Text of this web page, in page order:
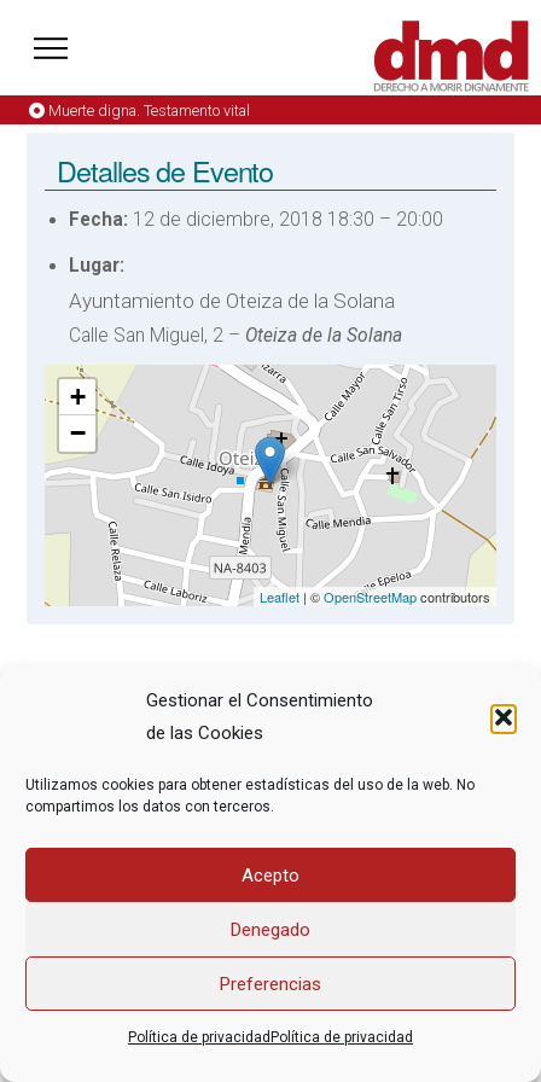
Gestionar el Consentimiento
de las Cookies
Utilizamos cookies para obtener estadísticas del uso de la web. No
compartimos los datos con terceros.
Acepto
Denegado
Preferencias
Política de privacidad Política de privacidad
Muerte digna. Testamento vital
Detalles de Evento
Fecha: 12 de diciembre, 2018 18:30 – 20:00
Lugar:
Ayuntamiento de Oteiza de la Solana
Calle San Miguel, 2 – Oteiza de la Solana
+
−
Leaflet| ©OpenStreetMapcontributors
La Asociación de Jubilad@s de Oteiza de la Solana
organiza una charla sobre muerte digna, toma de
impartirá Soco Lizárraga, médica y socia de DMD.
Asociación Federal Derecho a Morir Dignamente (DMD)